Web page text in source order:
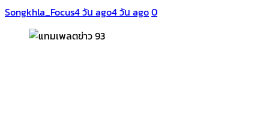
Songkhla_Focus4 วัน ago4 วัน ago0